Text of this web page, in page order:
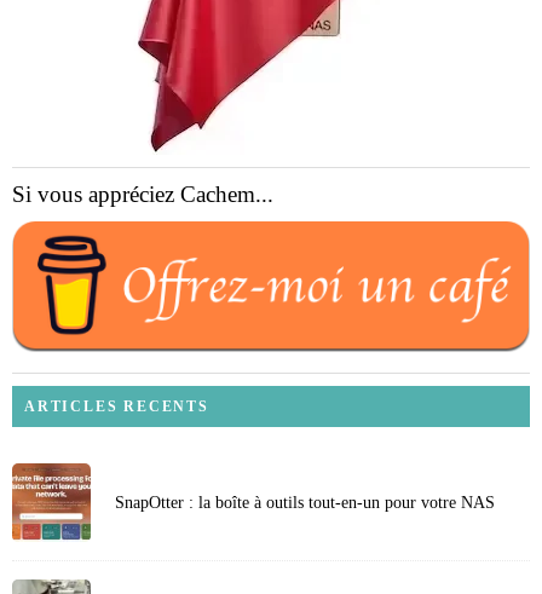
Si vous appréciez Cachem...
ARTICLES RECENTS
SnapOtter : la boîte à outils tout-en-un pour votre NAS